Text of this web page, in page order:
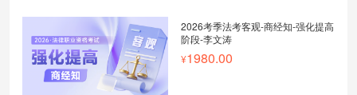
2026考季法考客观-商经知-强化提高
阶段-李文涛
1980.00